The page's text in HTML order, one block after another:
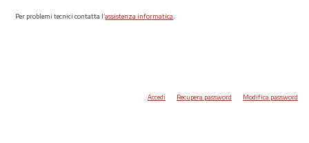
Per problemi tecnici contatta l’assistenza informatica.
Accedi Recupera password Modifica password